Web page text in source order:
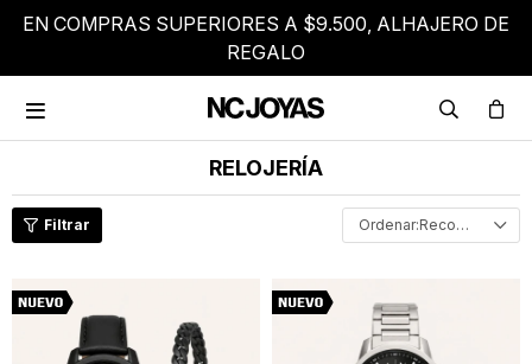
EN COMPRAS SUPERIORES A $9.500, ALHAJERO DE
REGALO

RELOJERÍA
Recomendados